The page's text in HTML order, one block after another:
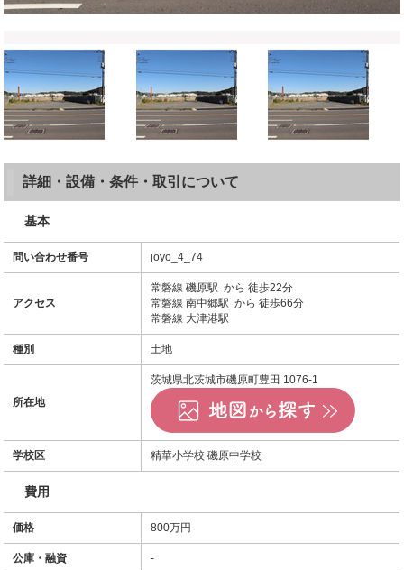
詳細・設備・条件・取引について
基本
問い合わせ番号 joyo_4_74
アクセス
常磐線 磯原駅 から 徒歩22分
常磐線 南中郷駅 から 徒歩66分
常磐線 大津港駅
種別 土地
所在地
茨城県北茨城市磯原町豊田 1076-1
学校区 精華小学校 磯原中学校
費用
価格 800万円
公庫・融資 -